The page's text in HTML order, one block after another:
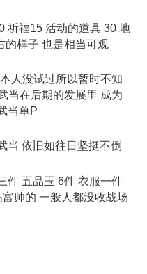
福15 活动的道具 30 地
的样子 也是相当可观
没试过所以暂时不知
当在后期的发展里 成为
当单P
依旧如往日坚挺不倒
五品玉 6件 衣服一件
帅的 一般人都没收战场